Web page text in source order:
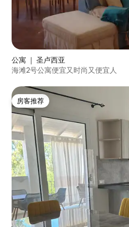
公寓 ｜ 圣卢西亚
海滩2号公寓便宜又时尚又便宜人
房客推荐
房客推荐